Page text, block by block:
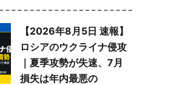
【2026年8月5日 速報】
ロシアのウクライナ侵攻
｜夏季攻勢が失速、7月
損失は年内最悪の